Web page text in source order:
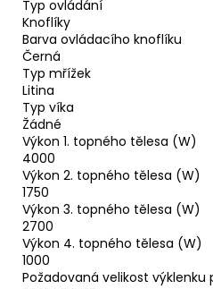
Typ ovládání
Knoflíky
Barva ovládacího knoflíku
Černá
Typ mřížek
Litina
Typ víka
Žádné
Výkon 1. topného tělesa (W)
4000
Výkon 2. topného tělesa (W)
1750
Výkon 3. topného tělesa (W)
2700
Výkon 4. topného tělesa (W)
1000
Požadovaná velikost